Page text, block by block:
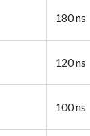
180 ns
120 ns
100 ns